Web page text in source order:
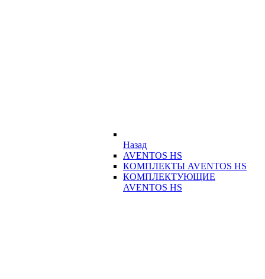
Назад
AVENTOS HS
КОМПЛЕКТЫ AVENTOS HS
КОМПЛЕКТУЮЩИЕ
AVENTOS HS